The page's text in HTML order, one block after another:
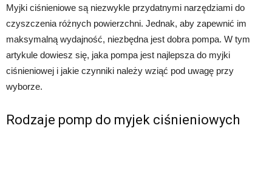
Myjki ciśnieniowe są niezwykle przydatnymi narzędziami do
czyszczenia różnych powierzchni. Jednak, aby zapewnić im
maksymalną wydajność, niezbędna jest dobra pompa. W tym
artykule dowiesz się, jaka pompa jest najlepsza do myjki
ciśnieniowej i jakie czynniki należy wziąć pod uwagę przy
wyborze.
Rodzaje pomp do myjek ciśnieniowych